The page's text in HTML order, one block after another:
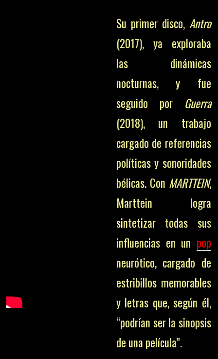
Su primer disco, Antro
(2017), ya exploraba
las dinámicas
nocturnas, y fue
seguido por Guerra
(2018), un trabajo
cargado de referencias
políticas y sonoridades
bélicas. Con MARTTEIN,
Marttein logra
sintetizar todas sus
influencias en un pop
neurótico, cargado de
estribillos memorables
y letras que, según él,
“podrían ser la sinopsis
de una película”.